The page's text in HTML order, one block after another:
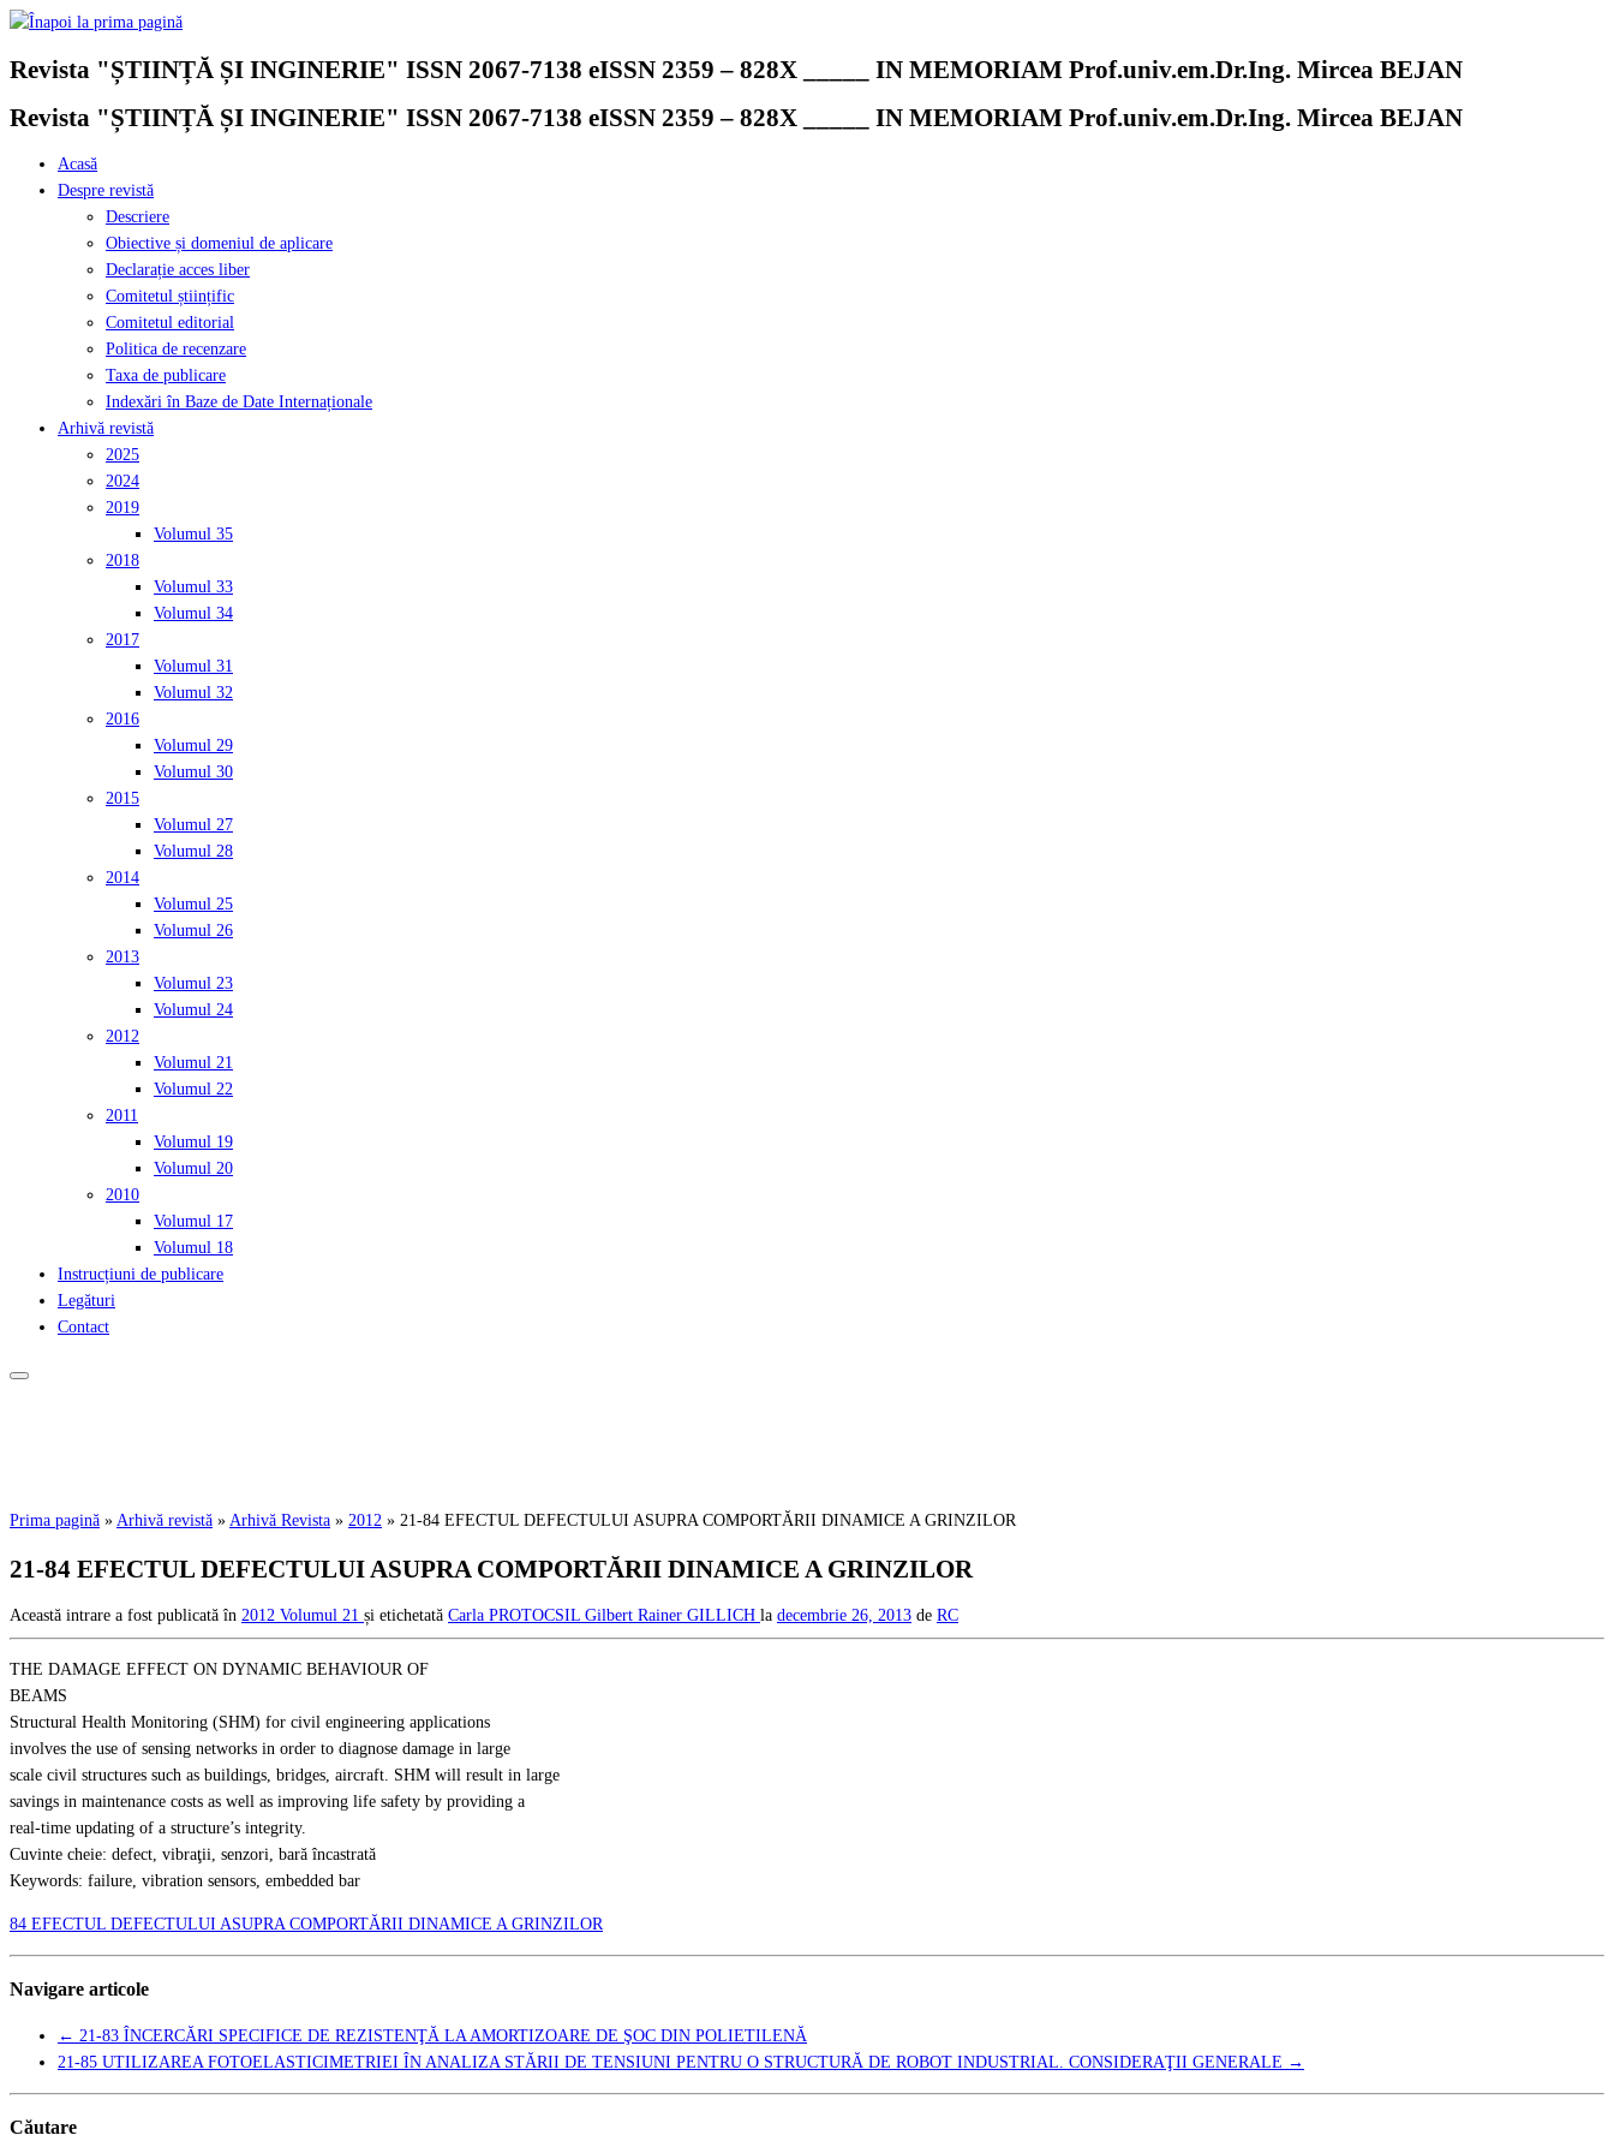
Skip
content
Revista "ȘTIINȚĂ ȘI INGINERIE" ISSN 2067-7138 eISSN 2359 – 828X _____ IN MEMORIAM Prof.univ.em.Dr.Ing. Mircea BEJAN
Revista "ȘTIINȚĂ ȘI INGINERIE" ISSN 2067-7138 eISSN 2359 – 828X _____ IN MEMORIAM Prof.univ.em.Dr.Ing. Mircea BEJAN
Acasă
Despre revistă
Descriere
Obiective și domeniul de aplicare
Declarație acces liber
Comitetul științific
Comitetul editorial
Politica de recenzare
Taxa de publicare
Indexări în Baze de Date Internaționale
Arhivă revistă
2025
2024
2019
Volumul 35
2018
Volumul 33
Volumul 34
2017
Volumul 31
Volumul 32
2016
Volumul 29
Volumul 30
2015
Volumul 27
Volumul 28
2014
Volumul 25
Volumul 26
2013
Volumul 23
Volumul 24
2012
Volumul 21
Volumul 22
2011
Volumul 19
Volumul 20
2010
Volumul 17
Volumul 18
Instrucțiuni de publicare
Legături
Contact
Prima pagină » Arhivă revistă » Arhivă Revista » 2012 » 21-84 EFECTUL DEFECTULUI ASUPRA COMPORTĂRII DINAMICE A GRINZILOR
21-84 EFECTUL DEFECTULUI ASUPRA COMPORTĂRII DINAMICE A GRINZILOR
Această intrare a fost publicată în 2012 Volumul 21 și etichetată Carla PROTOCSIL Gilbert Rainer GILLICH la decembrie 26, 2013 de RC
THE DAMAGE EFFECT ON DYNAMIC BEHAVIOUR OF
BEAMS
Structural Health Monitoring (SHM) for civil engineering applications
involves the use of sensing networks in order to diagnose damage in large
scale civil structures such as buildings, bridges, aircraft. SHM will result in large
savings in maintenance costs as well as improving life safety by providing a
real-time updating of a structure’s integrity.
Cuvinte cheie: defect, vibraţii, senzori, bară încastrată
Keywords: failure, vibration sensors, embedded bar
84 EFECTUL DEFECTULUI ASUPRA COMPORTĂRII DINAMICE A GRINZILOR
Navigare articole
← 21-83 ÎNCERCĂRI SPECIFICE DE REZISTENŢĂ LA AMORTIZOARE DE ŞOC DIN POLIETILENĂ
21-85 UTILIZAREA FOTOELASTICIMETRIEI ÎN ANALIZA STĂRII DE TENSIUNI PENTRU O STRUCTURĂ DE ROBOT INDUSTRIAL. CONSIDERAŢII GENERALE →
Căutare